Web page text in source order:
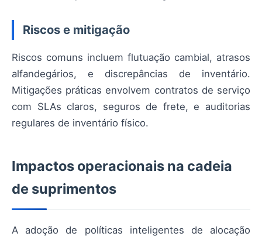
Riscos e mitigação
Riscos comuns incluem flutuação cambial, atrasos
alfandegários, e discrepâncias de inventário.
Mitigações práticas envolvem contratos de serviço
com SLAs claros, seguros de frete, e auditorias
regulares de inventário físico.
Impactos operacionais na cadeia
de suprimentos
A adoção de políticas inteligentes de alocação